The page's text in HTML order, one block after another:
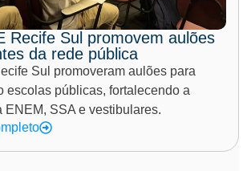
Recife Sul promovem aulões
da rede pública
Sul promoveram aulões para
escolas públicas, fortalecendo a
ENEM, SSA e vestibulares.